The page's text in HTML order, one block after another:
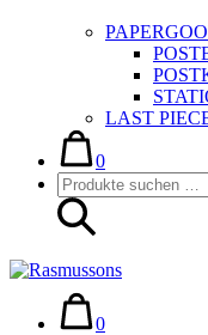
LAST
Warenkorb
0im
Warenkorb
Suche-
Schalter
Suchen
nach:
Warenkorb
0im